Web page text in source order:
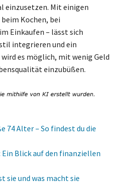
einzusetzen. Mit einigen
Kochen, bei
Einkaufen – lässt sich
integrieren und ein
es möglich, mit wenig Geld
einzubüßen.
74 Alter – So findest du die
Ein Blick auf den finanziellen
sie und was macht sie